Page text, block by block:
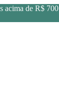
acima de R$ 700